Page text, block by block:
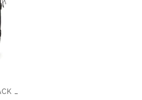
EASTPAK TRAVELPACK REISTAS